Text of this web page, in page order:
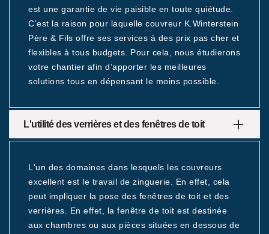
est une garantie de vie paisible en toute quiétude.
C’est la raison pour laquelle couvreur K.Winterstein
Père & Fils offre ses services à des prix pas cher et
flexibles à tous budgets. Pour cela, nous étudierons
votre chantier afin d’apporter les meilleures
solutions tous en dépensant le moins possible.
L'utilité des verrières et des fenêtres de toit
L'un des domaines dans lesquels les couvreurs
excellent est le travail de zinguerie. En effet, cela
peut impliquer la pose des fenêtres de toit et des
verrières. En effet, la fenêtre de toit est destinée
aux chambres ou aux pièces situées en dessous de